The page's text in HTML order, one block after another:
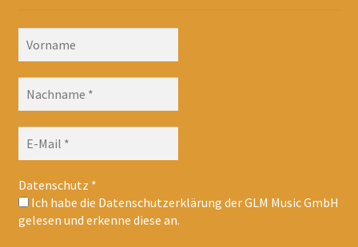
Datenschutz *
Ich habe die Datenschutzerklärung der GLM Music GmbH
gelesen und erkenne diese an.